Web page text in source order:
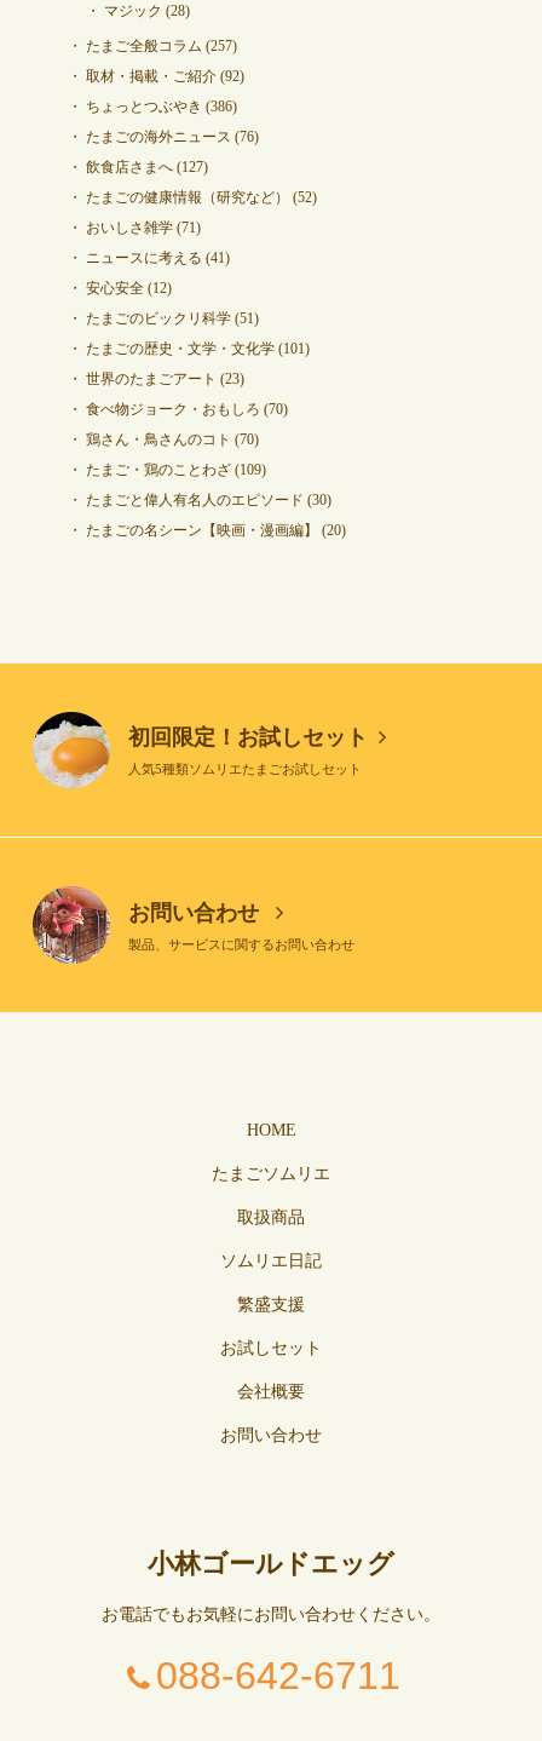
マジック (28)
たまご全般コラム (257)
取材・掲載・ご紹介(92)
ちょっとつぶやき (386)
たまごの海外ニュース (76)
飲食店さまへ(127)
たまごの健康情報（研究など）
(52)
おいしさ雑学(71)
ニュースに考える (41)
安心安全(12)
たまごのビックリ科学(51)
たまごの歴史・文学・文化学(101)
世界のたまごアート (23)
食べ物ジョーク・おもしろ (70)
鶏さん・鳥さんのコト (70)
たまご・鶏のことわざ(109)
たまごと偉人有名人のエピソード (30)
たまごの名シーン【映画・漫画編】
(20)
初回限定！お試しセット
人気5種類ソムリエたまごお試しセット
お問い合わせ
製品、サービスに関するお問い合わせ
HOME
たまごソムリエ
取扱商品
ソムリエ日記
繁盛支援
お試しセット
会社概要
お問い合わせ
小林ゴールドエッグ
お電話でもお気軽にお問い合わせください。
088-642-6711